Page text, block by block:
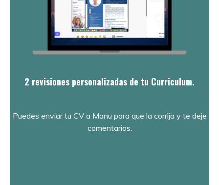
2 revisiones personalizadas de tu Curriculum.
Puedes enviar tu CV a Manu para que la corrija y te deje
comentarios.